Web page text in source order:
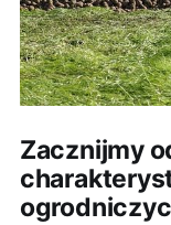
Zacznijmy